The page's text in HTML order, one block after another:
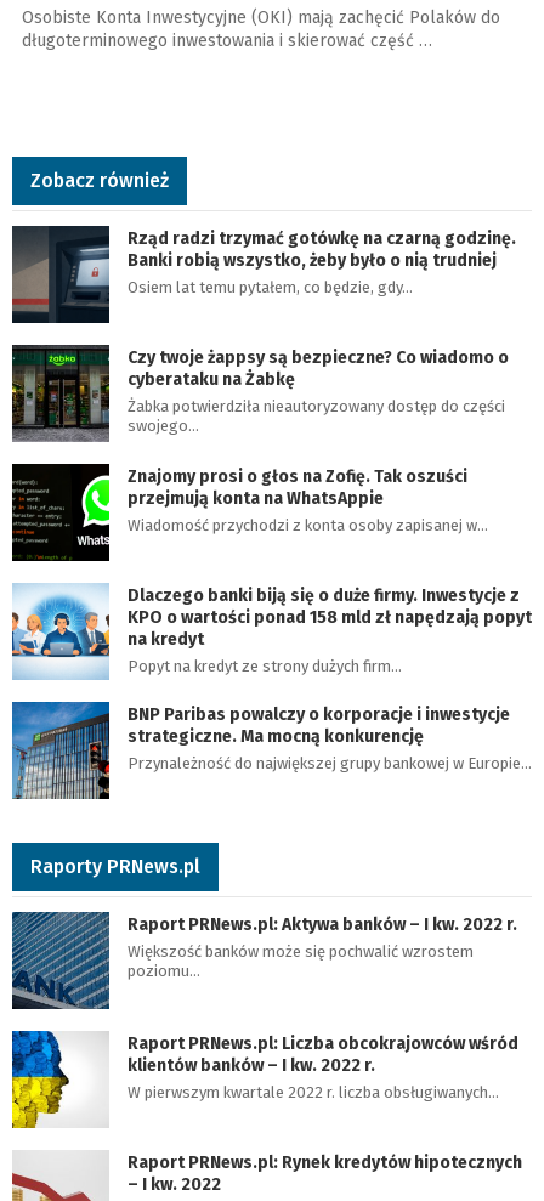
Osobiste Konta Inwestycyjne (OKI) mają zachęcić Polaków do
długoterminowego inwestowania i skierować część …
Zobacz również
Rząd radzi trzymać gotówkę na czarną godzinę.
Banki robią wszystko, żeby było o nią trudniej
Osiem lat temu pytałem, co będzie, gdy…
Czy twoje żappsy są bezpieczne? Co wiadomo o
cyberataku na Żabkę
Żabka potwierdziła nieautoryzowany dostęp do części
swojego…
Znajomy prosi o głos na Zofię. Tak oszuści
przejmują konta na WhatsAppie
Wiadomość przychodzi z konta osoby zapisanej w…
Dlaczego banki biją się o duże firmy. Inwestycje z
KPO o wartości ponad 158 mld zł napędzają popyt
na kredyt
Popyt na kredyt ze strony dużych firm…
BNP Paribas powalczy o korporacje i inwestycje
strategiczne. Ma mocną konkurencję
Przynależność do największej grupy bankowej w Europie…
Raporty PRNews.pl
Raport PRNews.pl: Aktywa banków – I kw. 2022 r.
Większość banków może się pochwalić wzrostem
poziomu…
Raport PRNews.pl: Liczba obcokrajowców wśród
klientów banków – I kw. 2022 r.
W pierwszym kwartale 2022 r. liczba obsługiwanych…
Raport PRNews.pl: Rynek kredytów hipotecznych
– I kw. 2022